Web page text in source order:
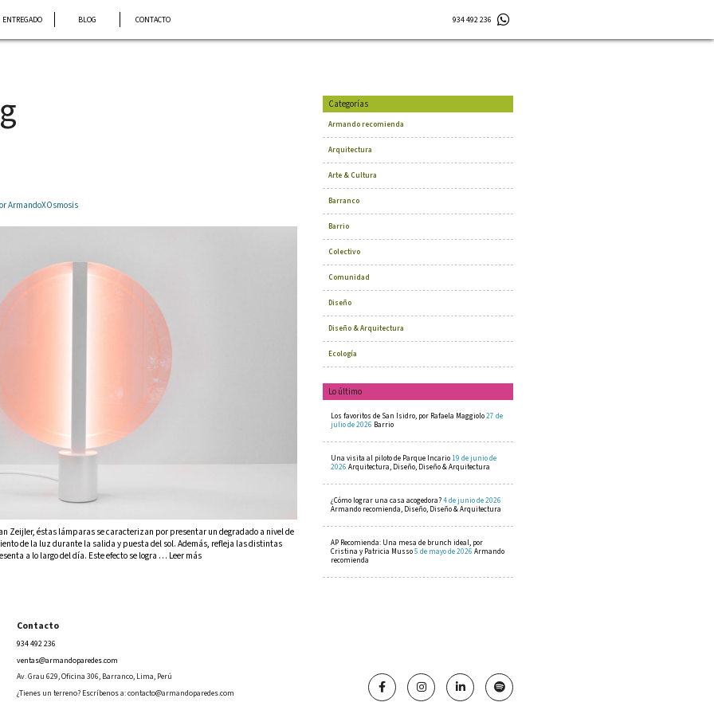
ENTREGADO BLOG CONTACTO 934 492 236
ArmandoXOsmosis
Zeijler, éstas lámparas se caracterizan por presentar un degradado a nivel de
de la luz durante la salida y puesta del sol. Además, refleja las distintas
a lo largo del día. Este efecto se logra … Leer más
Categorías
Armando recomienda
Arquitectura
Arte & Cultura
Barranco
Barrio
Colectivo
Comunidad
Diseño
Diseño & Arquitectura
Ecología
Lo último
Los favoritos de San Isidro, por Rafaela Maggiolo27 de
julio de 2026 Barrio
Una visita al piloto de Parque Incario19 de junio de
2026 Arquitectura, Diseño, Diseño & Arquitectura
¿Cómo lograr una casa acogedora?4 de junio de 2026
Armando recomienda, Diseño, Diseño & Arquitectura
AP Recomienda: Una mesa de brunch ideal, por
Cristina y Patricia Musso5 de mayo de 2026 Armando
recomienda
Contacto
934 492 236
ventas@armandoparedes.com
Av. Grau 629, Oficina 306, Barranco, Lima, Perú
¿Tienes un terreno? Escríbenos a:contacto@armandoparedes.com